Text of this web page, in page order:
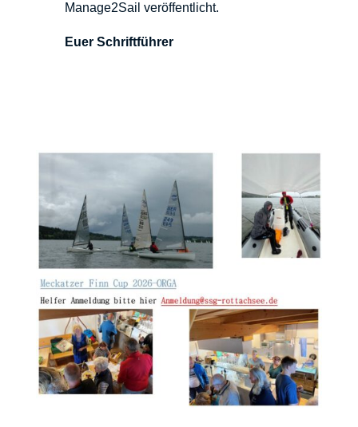
Manage2Sail veröffentlicht.
Euer Schriftführer